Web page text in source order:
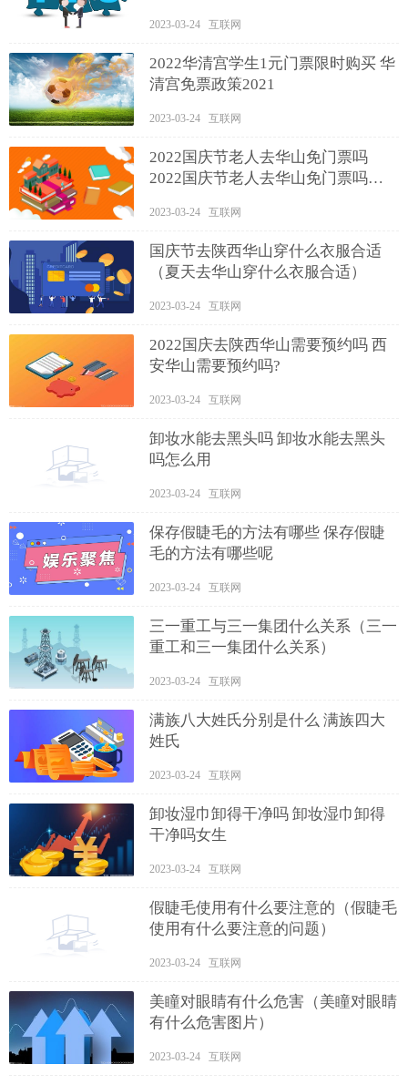
2023-03-24 互联网
2022华清宫学生1元门票限时购买 华
清宫免票政策2021
2023-03-24 互联网
2022国庆节老人去华山免门票吗
2022国庆节老人去华山免门票吗现
2023-03-24 互联网
国庆节去陕西华山穿什么衣服合适
（夏天去华山穿什么衣服合适）
2023-03-24 互联网
2022国庆去陕西华山需要预约吗 西
安华山需要预约吗?
2023-03-24 互联网
卸妆水能去黑头吗 卸妆水能去黑头
吗怎么用
2023-03-24 互联网
保存假睫毛的方法有哪些 保存假睫
毛的方法有哪些呢
2023-03-24 互联网
三一重工与三一集团什么关系（三一
重工和三一集团什么关系）
2023-03-24 互联网
满族八大姓氏分别是什么 满族四大
姓氏
2023-03-24 互联网
卸妆湿巾卸得干净吗 卸妆湿巾卸得
干净吗女生
2023-03-24 互联网
假睫毛使用有什么要注意的（假睫毛
使用有什么要注意的问题）
2023-03-24 互联网
美瞳对眼睛有什么危害（美瞳对眼睛
有什么危害图片）
2023-03-24 互联网